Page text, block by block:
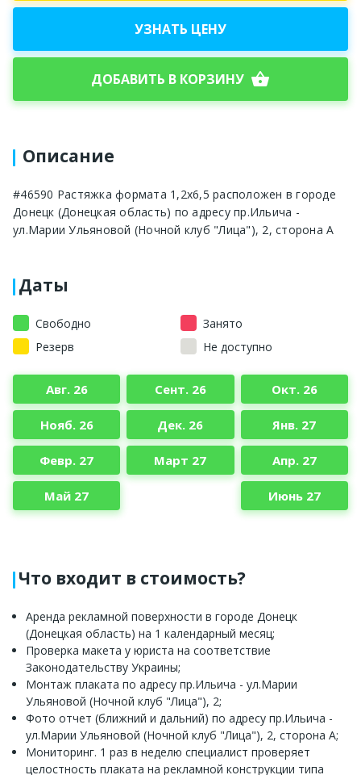
УЗНАТЬ ЦЕНУ
ДОБАВИТЬ В КОРЗИНУ shopping_basket
Описание
#46590 Растяжка формата 1,2x6,5 расположен в городе
Донецк (Донецкая область) по адресу пр.Ильича -
ул.Марии Ульяновой (Ночной клуб "Лица"), 2, сторона А
Даты
Свободно
Занято
Резерв
Не доступно
Авг. 26 Сент. 26 Окт. 26
Нояб. 26 Дек. 26 Янв. 27
Февр. 27 Март 27 Апр. 27
Май 27 Июнь 27
Что входит в стоимость?
Аренда рекламной поверхности в городе Донецк
(Донецкая область) на 1 календарный месяц;
Проверка макета у юриста на соответствие
Законодательству Украины;
Монтаж плаката по адресу пр.Ильича - ул.Марии
Ульяновой (Ночной клуб "Лица"), 2;
Фото отчет (ближний и дальний) по адресу пр.Ильича -
ул.Марии Ульяновой (Ночной клуб "Лица"), 2, сторона А;
Мониторинг. 1 раз в неделю специалист проверяет
целостность плаката на рекламной конструкции типа